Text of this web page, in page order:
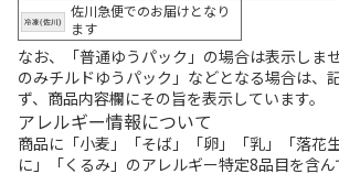
佐川急便でのお届けとなり
ます
なお、「普通ゆうパック」の場合は表示しま
のみチルドゆうパック」などとなる場合は、
ず、商品内容欄にその旨を表示しています。
アレルギー情報について
商品に「小麦」「そば」「卵」「乳」「落花
に」「くるみ」のアレルギー特定8品目を含